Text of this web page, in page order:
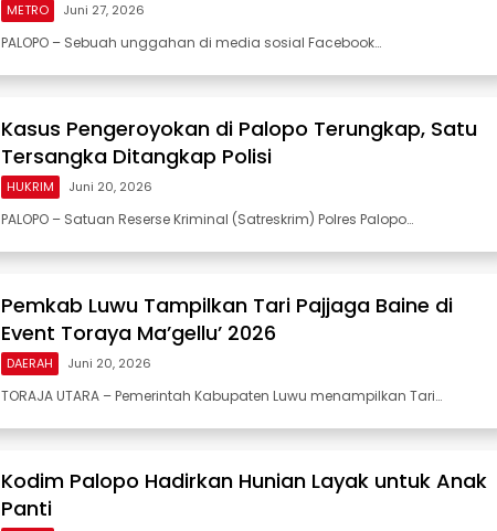
METRO Juni 27, 2026
PALOPO – Sebuah unggahan di media sosial Facebook…
Kasus Pengeroyokan di Palopo Terungkap, Satu
Tersangka Ditangkap Polisi
HUKRIM Juni 20, 2026
PALOPO – Satuan Reserse Kriminal (Satreskrim) Polres Palopo…
Pemkab Luwu Tampilkan Tari Pajjaga Baine di
Event Toraya Ma’gellu’ 2026
DAERAH Juni 20, 2026
TORAJA UTARA – Pemerintah Kabupaten Luwu menampilkan Tari…
Kodim Palopo Hadirkan Hunian Layak untuk Anak
Panti